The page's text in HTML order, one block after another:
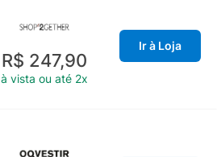
R$ 247,90
à vista ou até 2x
Ir à Loja